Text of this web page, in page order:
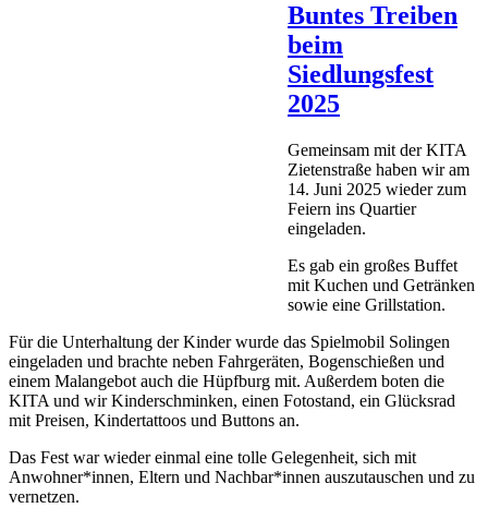
Buntes Treiben
beim
Siedlungsfest
2025
Gemeinsam mit der KITA
Zietenstraße haben wir am
14. Juni 2025 wieder zum
Feiern ins Quartier
eingeladen.
Es gab ein großes Buffet
mit Kuchen und Getränken
sowie eine Grillstation.
Für die Unterhaltung der Kinder wurde das Spielmobil Solingen
eingeladen und brachte neben Fahrgeräten, Bogenschießen und
einem Malangebot auch die Hüpfburg mit. Außerdem boten die
KITA und wir Kinderschminken, einen Fotostand, ein Glücksrad
mit Preisen, Kindertattoos und Buttons an.
Das Fest war wieder einmal eine tolle Gelegenheit, sich mit
Anwohner*innen, Eltern und Nachbar*innen auszutauschen und zu
vernetzen.